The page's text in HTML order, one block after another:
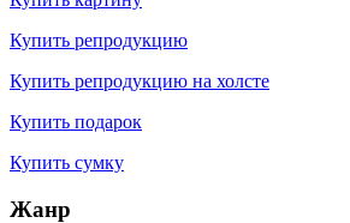
Купить репродукцию
Купить репродукцию на холсте
Купить подарок
Купить сумку
Жанр